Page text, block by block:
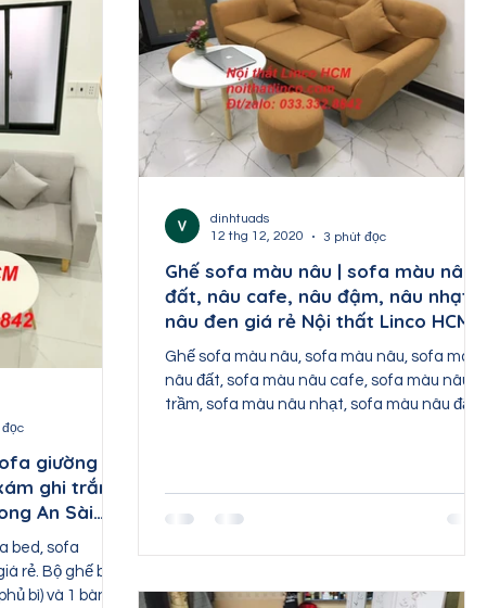
Sơn
Hà Giang
giường
ghi trắng
An Sài
bed, sofa
rẻ. Bộ ghế bao
bì) và 1 bàn
đọc
Ghế sofa màu nâu | sofa màu nâu
đất, nâu cafe, nâu đậm, nâu nhạt,
nâu đen giá rẻ Nội thất Linco HCM
Ghế sofa màu nâu, sofa màu nâu, sofa màu
nâu đất, sofa màu nâu cafe, sofa màu nâu
trầm, sofa màu nâu nhạt, sofa màu nâu đậm,
dinhtuads
12 thg 12, 2020
3 phút đọc